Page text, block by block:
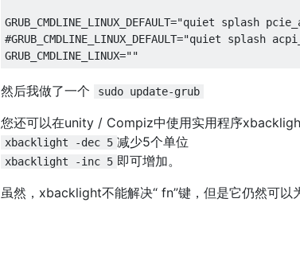
GRUB_CMDLINE_LINUX_DEFAULT="quiet splash
#GRUB_CMDLINE_LINUX_DEFAULT="quiet splash
然后我做了一个 sudo update-grub
您还可以在unity / Compiz中使用实用程序
xbacklight -dec 5 减少5个单位
xbacklight -inc 5 即可增加。
虽然，xbacklight不能解决“ fn”键，但是它仍然可以